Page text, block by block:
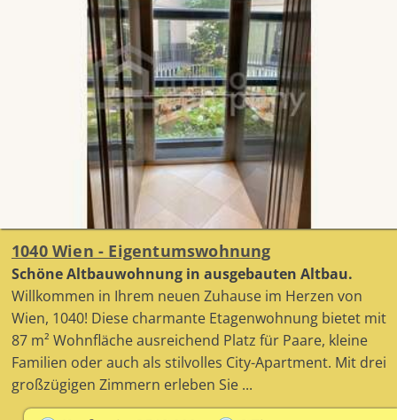
1040 Wien - Eigentumswohnung
Schöne Altbauwohnung in ausgebauten Altbau.
Willkommen in Ihrem neuen Zuhause im Herzen von
Wien, 1040! Diese charmante Etagenwohnung bietet mit
87 m² Wohnfläche ausreichend Platz für Paare, kleine
Familien oder auch als stilvolles City-Apartment. Mit drei
großzügigen Zimmern erleben Sie ...